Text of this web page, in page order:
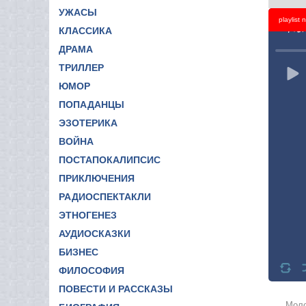
УЖАСЫ
КЛАССИКА
ДРАМА
ТРИЛЛЕР
ЮМОР
ПОПАДАНЦЫ
ЭЗОТЕРИКА
ВОЙНА
ПОСТАПОКАЛИПСИС
ПРИКЛЮЧЕНИЯ
РАДИОСПЕКТАКЛИ
ЭТНОГЕНЕЗ
АУДИОСКАЗКИ
БИЗНЕС
ФИЛОСОФИЯ
ПОВЕСТИ И РАССКАЗЫ
playlist